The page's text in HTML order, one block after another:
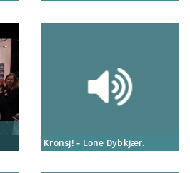
Kronsj! - Lone Dybkjær.